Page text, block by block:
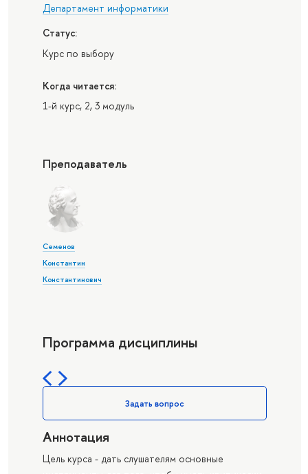
Департамент информатики
Статус:
Курс по выбору
Когда читается:
1-й курс, 2, 3 модуль
Преподаватель
Семенов
Константин
Константинович
Программа дисциплины
Задать вопрос
Аннотация
Цель курса - дать слушателям основные